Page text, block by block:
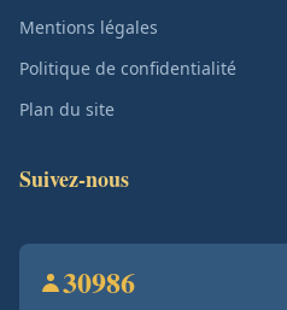
Mentions légales
Politique de confidentialité
Plan du site
Suivez-nous
30986